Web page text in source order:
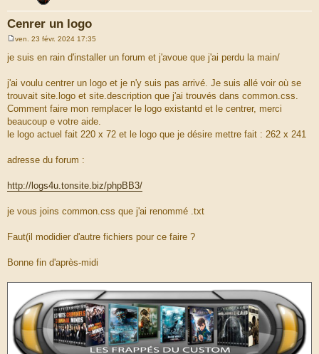
Cenrer un logo
s
a
g
e
ven. 23 févr. 2024 17:35
je suis en rain d'installer un forum et j'avoue que j'ai perdu la main/
j'ai voulu centrer un logo et je n'y suis pas arrivé. Je suis allé voir où se
trouvait site.logo et site.description que j'ai trouvés dans common.css.
Comment faire mon remplacer le logo existantd et le centrer, merci
beaucoup e votre aide.
le logo actuel fait 220 x 72 et le logo que je désire mettre fait : 262 x 241
adresse du forum :
http://logs4u.tonsite.biz/phpBB3/
je vous joins common.css que j'ai renommé .txt
Faut(il modidier d'autre fichiers pour ce faire ?
Bonne fin d'après-midi